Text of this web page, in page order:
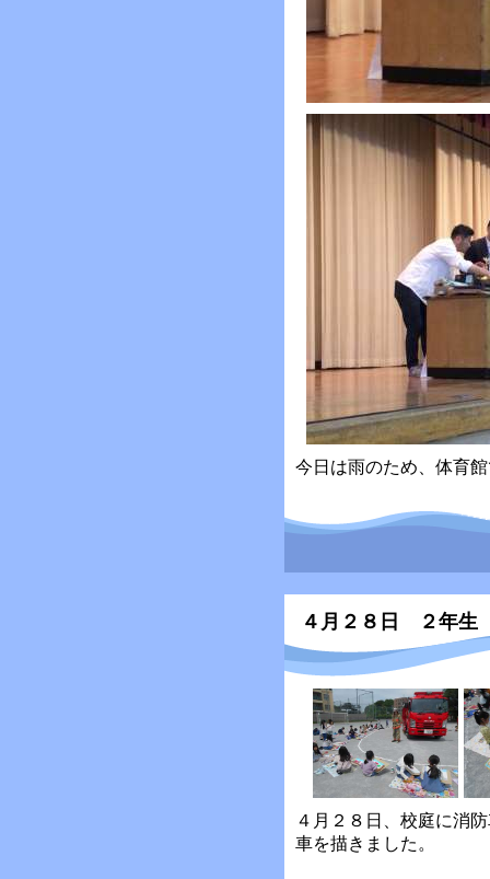
今日は雨のため、体育
４月２８日 ２年生
４月２８日、校庭に消
車を描きました。